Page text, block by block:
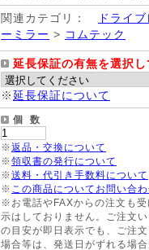
関連カテゴリ：
ドライ
ーミラー > コムテック
延長保証の有無を選択
※延長保証について
個 数
※返品・交換について
※領収書の発行について
※送料・代引き手数料について
※ この商品についてお問い合
※お電話やFAXからの注文も
示はしておりません。ご注文
の目安が即日表示でも、ご注
場合等は、発送日がずれる場